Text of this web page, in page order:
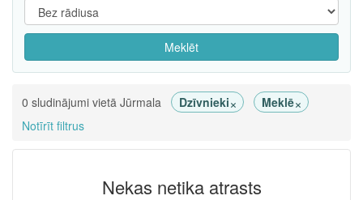
Meklēt
0 sludinājumi vietā Jūrmala Dzīvnieki× Meklē×
Notīrīt filtrus
Nekas netika atrasts